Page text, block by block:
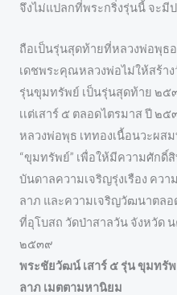
จึงไม่แปลกที่พระกริ่งรุ่นนี้ จะมี
ถือเป็นรุ่นสุดท้ายที่หลวงพ่อพุธ
เดชพระคุณหลวงพ่อไม่ให้สร้า
รุ่นขุมทรัพย์ เป็นรุ่นสุดท้าย ๒๕
เเต่เสาร์ ๕ ตลอดไตรมาส ปี ๒๕
หลวงพ่อพุธ เททองเนื้อนวะผส
“ขุมทรัพย์” เพื่อให้มีความศักดิ์
บันดาลความเจริญรุ่งเรือง คว
ลาภ และความเจริญวัฒนาตลอ
ที่อุโบสถ วัดป่าสาลวัน จังหวัด
๒๕๓๙
พระชัยวัฒน์ เสาร์ ๕ รุ่น ขุมทรั
ลาภ เมตตามหานิยม